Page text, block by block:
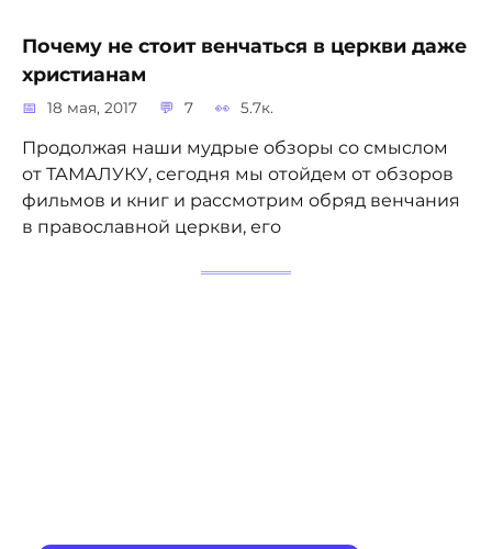
Почему не стоит венчаться в церкви даже
христианам
18 мая, 2017 7 5.7к.
Продолжая наши мудрые обзоры со смыслом
от ТАМАЛУКУ, сегодня мы отойдем от обзоров
фильмов и книг и рассмотрим обряд венчания
в православной церкви, его